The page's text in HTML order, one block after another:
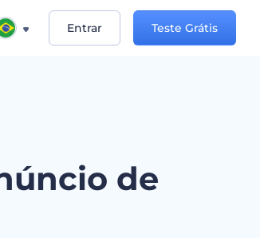
Entrar Teste Grátis
de